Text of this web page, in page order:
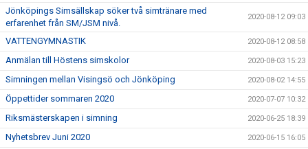
Jönköpings Simsällskap söker två simtränare med
erfarenhet från SM/JSM nivå.
2020-08-12 09:03
VATTENGYMNASTIK 2020-08-12 08:58
Anmälan till Höstens simskolor 2020-08-03 15:23
Simningen mellan Visingsö och Jönköping 2020-08-02 14:55
Öppettider sommaren 2020 2020-07-07 10:32
Riksmästerskapen i simning 2020-06-25 18:39
Nyhetsbrev Juni 2020 2020-06-15 16:05